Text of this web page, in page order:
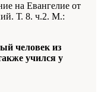
на Евангелие от
Т. 8. ч.2. М.:
человек из
учился у